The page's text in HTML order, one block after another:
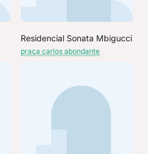
Residencial Sonata Mbigucci
praça carlos abondante